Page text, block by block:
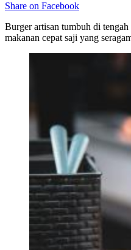
Share on Facebook
Burger artisan tumbuh di tengah
makanan cepat saji yang